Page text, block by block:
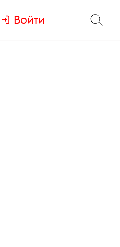
Войти